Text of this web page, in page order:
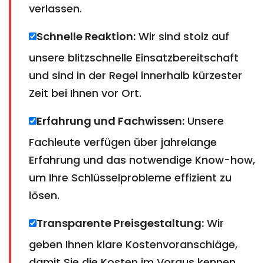
verlassen.
Schnelle Reaktion: Wir sind stolz auf
unsere blitzschnelle Einsatzbereitschaft
und sind in der Regel innerhalb kürzester
Zeit bei Ihnen vor Ort.
Erfahrung und Fachwissen: Unsere
Fachleute verfügen über jahrelange
Erfahrung und das notwendige Know-how,
um Ihre Schlüsselprobleme effizient zu
lösen.
Transparente Preisgestaltung: Wir
geben Ihnen klare Kostenvoranschläge,